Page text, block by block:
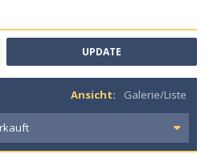
UPDATE
Ansicht: Galerie/Liste